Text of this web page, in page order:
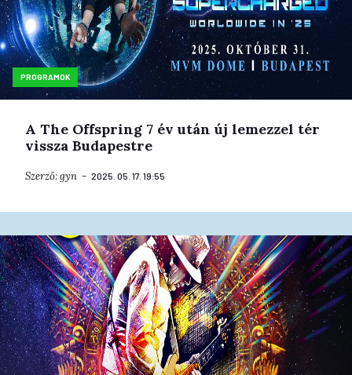
PROGRAMOK
A The Offspring 7 év után új lemezzel tér
vissza Budapestre
Szerző:gyn 2025. 05. 17. 19:55